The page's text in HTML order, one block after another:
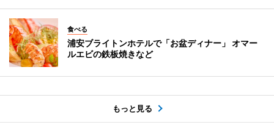
食べる
浦安ブライトンホテルで「お盆ディナー」 オマー
ルエビの鉄板焼きなど
もっと見る